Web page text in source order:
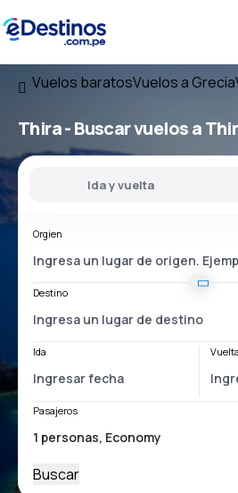
Vuelos baratosVuelos a Grecia
Thira - Buscar vuelos a
Ida y vuelta
Orgien
Destino
Ida Vuelta
Pasajeros
Buscar